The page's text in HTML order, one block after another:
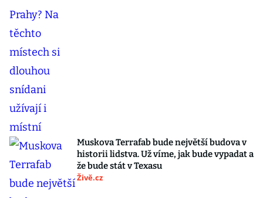
Muskova Terrafab bude největší budova v
historii lidstva. Už víme, jak bude vypadat a
že bude stát v Texasu
Živě.cz